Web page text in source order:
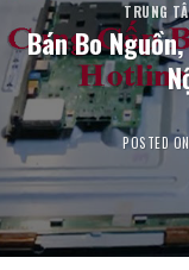
TRUNG
Bán Bo
POSTED ON